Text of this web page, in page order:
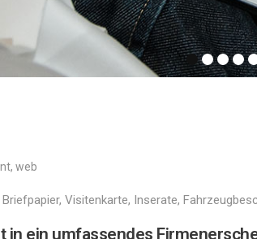
, web
Visitenkarte, Inserate,
in ein umfassendes